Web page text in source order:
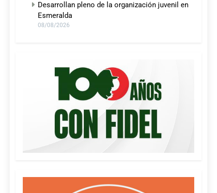
Desarrollan pleno de la organización juvenil en
Esmeralda
08/08/2026